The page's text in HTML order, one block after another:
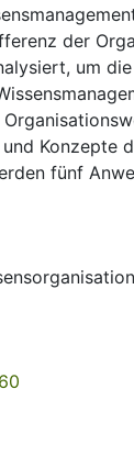
der
um die
Konzepte
fünf